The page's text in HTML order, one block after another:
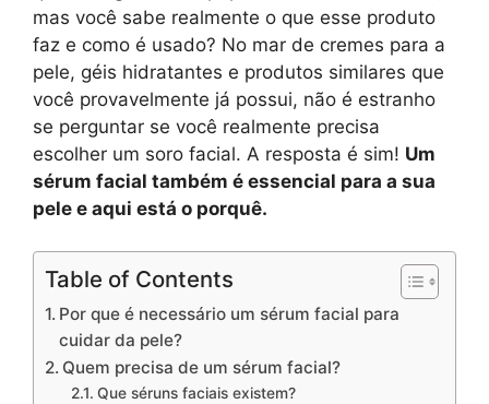
mas você sabe realmente o que esse produto
faz e como é usado? No mar de cremes para a
pele, géis hidratantes e produtos similares que
você provavelmente já possui, não é estranho
se perguntar se você realmente precisa
escolher um soro facial. A resposta é sim! Um
sérum facial também é essencial para a sua
pele e aqui está o porquê.
Table of Contents
Por que é necessário um sérum facial para
cuidar da pele?
Quem precisa de um sérum facial?
Que séruns faciais existem?